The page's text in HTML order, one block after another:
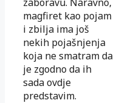
magfiret kao pojam
i zbilja ima još
nekih pojašnjenja
koja ne smatram da
je zgodno da ih
sada ovdje
predstavim.